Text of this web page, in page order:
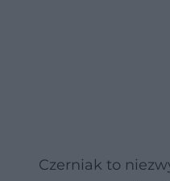
Czerniak to